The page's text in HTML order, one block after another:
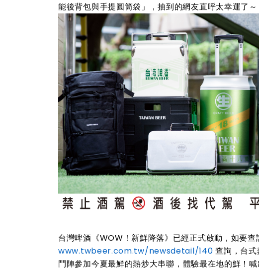
能後背包與手提圓筒袋」，抽到的網友直呼太幸運了～
台灣啤酒《WOW！新鮮降落》已經正式啟動，如要
www.twbeer.com.tw/newsdetail/140 查詢，台
鬥陣參加今夏最鮮的熱炒大串聯，體驗最在地的鮮！喊